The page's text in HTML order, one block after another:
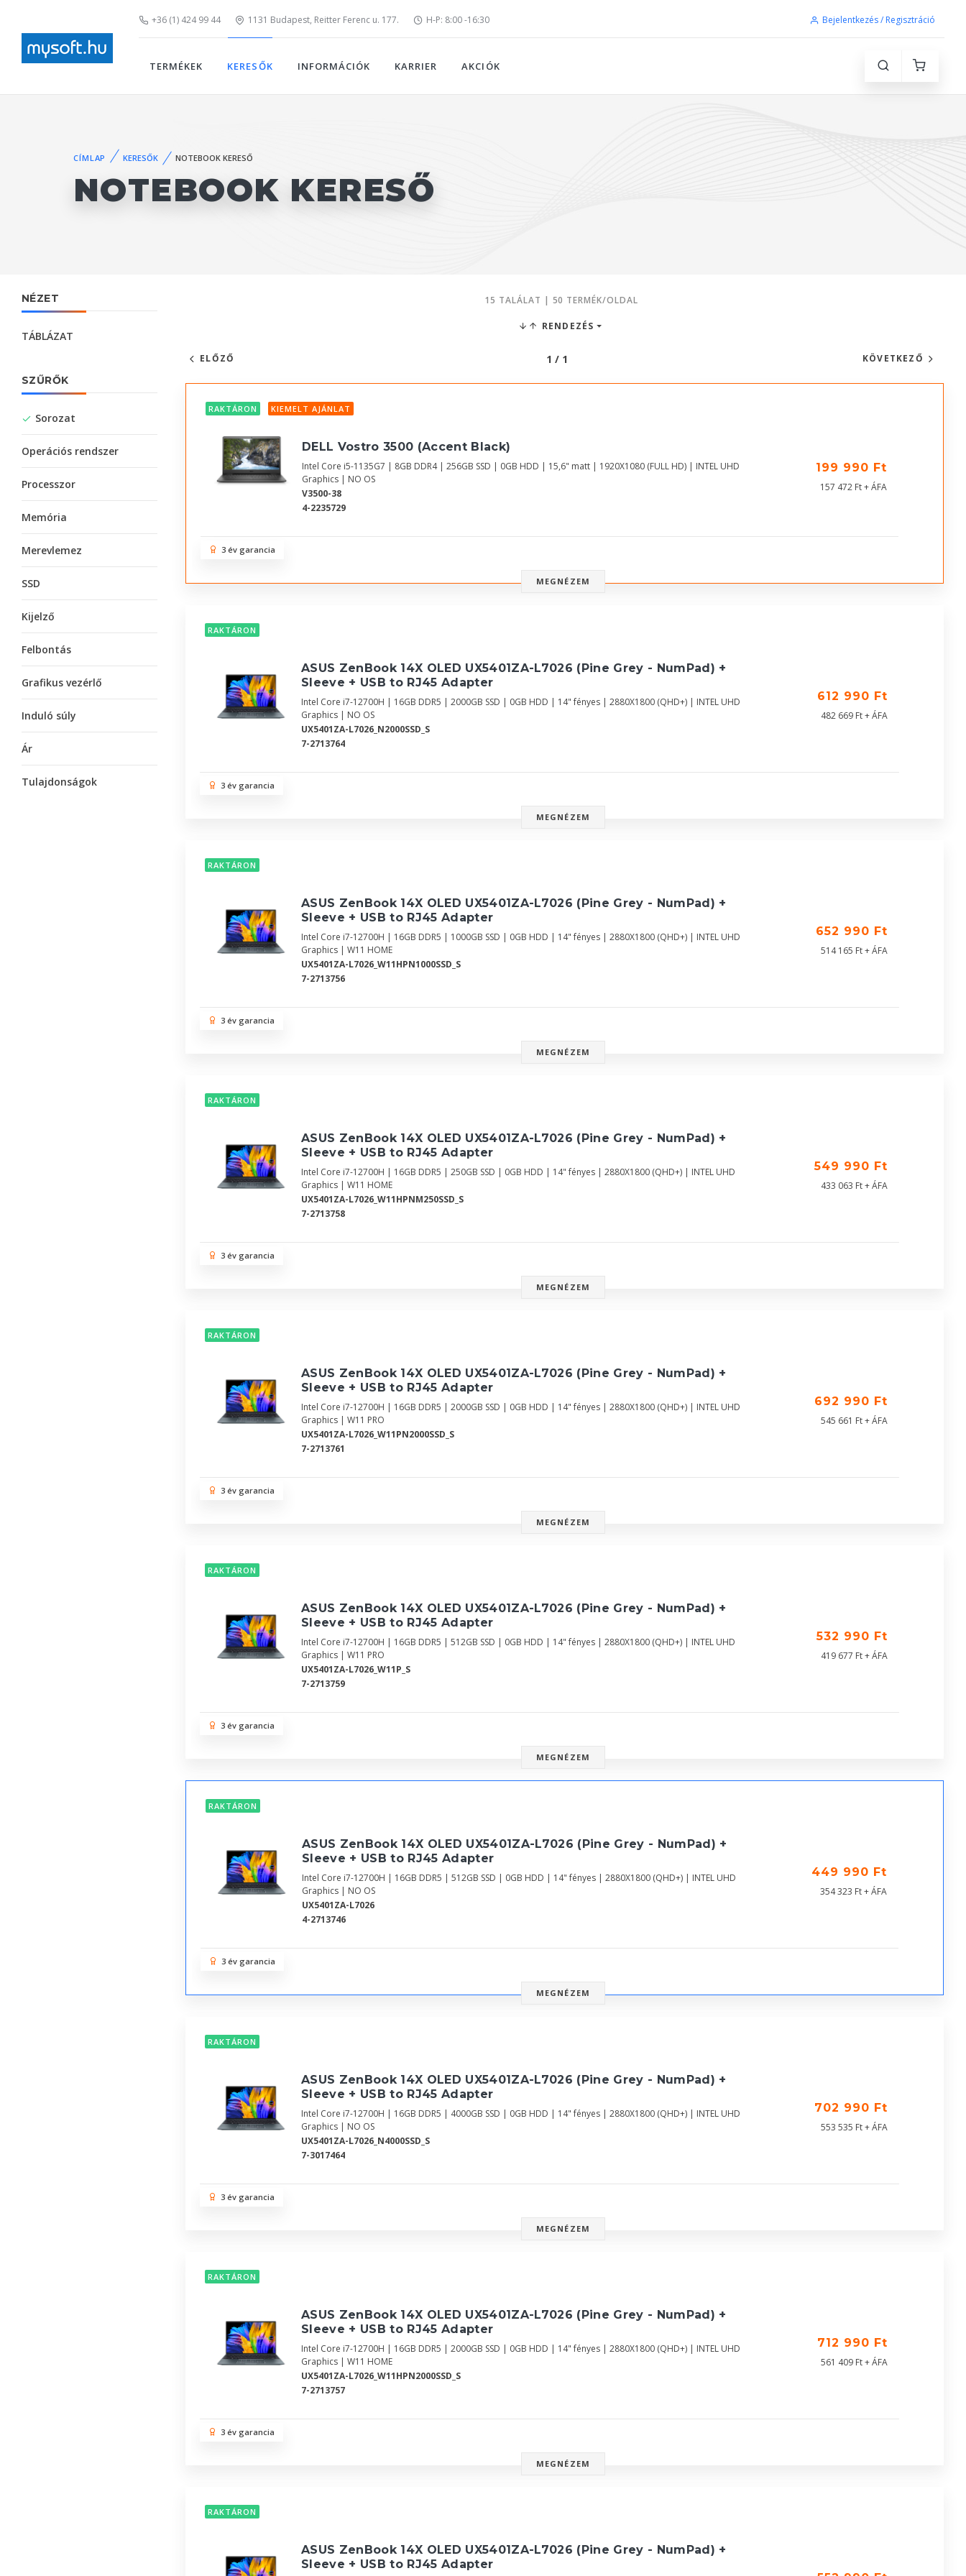
+36 (1) 424 99 44 1131 Budapest, Reitter Ferenc u. 177. H-P: 8:00 -16:30 Bejelentkezés / Regisztráció
TERMÉKEK KERESŐK INFORMÁCIÓK KARRIER AKCIÓK
CÍMLAP KERESŐK NOTEBOOK KERESŐ
NOTEBOOK KERESŐ
NÉZET
TÁBLÁZAT
SZŰRŐK
Sorozat
Operációs rendszer
Processzor
Memória
Merevlemez
SSD
Kijelző
Felbontás
Grafikus vezérlő
Induló súly
Ár
Tulajdonságok
15 TALÁLAT | 50 TERMÉK/OLDAL
RENDEZÉS
ELŐZŐ 1 / 1 KÖVETKEZŐ
RAKTÁRON KIEMELT AJÁNLAT
DELL Vostro 3500 (Accent Black)
Intel Core i5-1135G7 | 8GB DDR4 | 256GB SSD | 0GB HDD | 15,6" matt | 1920X1080 (FULL HD) | INTEL UHD
Graphics | NO OS
V3500-38
4-2235729
199 990 Ft
157 472 Ft + ÁFA
3 év garancia
MEGNÉZEM
RAKTÁRON
ASUS ZenBook 14X OLED UX5401ZA-L7026 (Pine Grey - NumPad) +
Sleeve + USB to RJ45 Adapter
Intel Core i7-12700H | 16GB DDR5 | 2000GB SSD | 0GB HDD | 14" fényes | 2880X1800 (QHD+) | INTEL UHD
Graphics | NO OS
UX5401ZA-L7026_N2000SSD_S
7-2713764
612 990 Ft
482 669 Ft + ÁFA
3 év garancia
MEGNÉZEM
RAKTÁRON
ASUS ZenBook 14X OLED UX5401ZA-L7026 (Pine Grey - NumPad) +
Sleeve + USB to RJ45 Adapter
Intel Core i7-12700H | 16GB DDR5 | 1000GB SSD | 0GB HDD | 14" fényes | 2880X1800 (QHD+) | INTEL UHD
Graphics | W11 HOME
UX5401ZA-L7026_W11HPN1000SSD_S
7-2713756
652 990 Ft
514 165 Ft + ÁFA
3 év garancia
MEGNÉZEM
RAKTÁRON
ASUS ZenBook 14X OLED UX5401ZA-L7026 (Pine Grey - NumPad) +
Sleeve + USB to RJ45 Adapter
Intel Core i7-12700H | 16GB DDR5 | 250GB SSD | 0GB HDD | 14" fényes | 2880X1800 (QHD+) | INTEL UHD
Graphics | W11 HOME
UX5401ZA-L7026_W11HPNM250SSD_S
7-2713758
549 990 Ft
433 063 Ft + ÁFA
3 év garancia
MEGNÉZEM
RAKTÁRON
ASUS ZenBook 14X OLED UX5401ZA-L7026 (Pine Grey - NumPad) +
Sleeve + USB to RJ45 Adapter
Intel Core i7-12700H | 16GB DDR5 | 2000GB SSD | 0GB HDD | 14" fényes | 2880X1800 (QHD+) | INTEL UHD
Graphics | W11 PRO
UX5401ZA-L7026_W11PN2000SSD_S
7-2713761
692 990 Ft
545 661 Ft + ÁFA
3 év garancia
MEGNÉZEM
RAKTÁRON
ASUS ZenBook 14X OLED UX5401ZA-L7026 (Pine Grey - NumPad) +
Sleeve + USB to RJ45 Adapter
Intel Core i7-12700H | 16GB DDR5 | 512GB SSD | 0GB HDD | 14" fényes | 2880X1800 (QHD+) | INTEL UHD
Graphics | W11 PRO
UX5401ZA-L7026_W11P_S
7-2713759
532 990 Ft
419 677 Ft + ÁFA
3 év garancia
MEGNÉZEM
RAKTÁRON
ASUS ZenBook 14X OLED UX5401ZA-L7026 (Pine Grey - NumPad) +
Sleeve + USB to RJ45 Adapter
Intel Core i7-12700H | 16GB DDR5 | 512GB SSD | 0GB HDD | 14" fényes | 2880X1800 (QHD+) | INTEL UHD
Graphics | NO OS
UX5401ZA-L7026
4-2713746
449 990 Ft
354 323 Ft + ÁFA
3 év garancia
MEGNÉZEM
RAKTÁRON
ASUS ZenBook 14X OLED UX5401ZA-L7026 (Pine Grey - NumPad) +
Sleeve + USB to RJ45 Adapter
Intel Core i7-12700H | 16GB DDR5 | 4000GB SSD | 0GB HDD | 14" fényes | 2880X1800 (QHD+) | INTEL UHD
Graphics | NO OS
UX5401ZA-L7026_N4000SSD_S
7-3017464
702 990 Ft
553 535 Ft + ÁFA
3 év garancia
MEGNÉZEM
RAKTÁRON
ASUS ZenBook 14X OLED UX5401ZA-L7026 (Pine Grey - NumPad) +
Sleeve + USB to RJ45 Adapter
Intel Core i7-12700H | 16GB DDR5 | 2000GB SSD | 0GB HDD | 14" fényes | 2880X1800 (QHD+) | INTEL UHD
Graphics | W11 HOME
UX5401ZA-L7026_W11HPN2000SSD_S
7-2713757
712 990 Ft
561 409 Ft + ÁFA
3 év garancia
MEGNÉZEM
RAKTÁRON
ASUS ZenBook 14X OLED UX5401ZA-L7026 (Pine Grey - NumPad) +
Sleeve + USB to RJ45 Adapter